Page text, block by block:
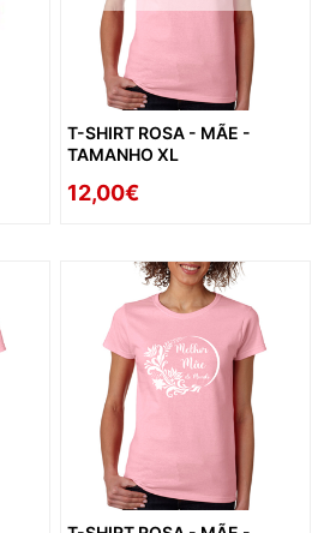
T-SHIRT ROSA - MÃE -
TAMANHO XL
12,00€